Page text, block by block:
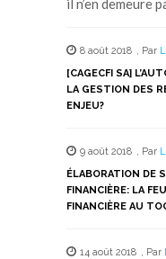
il n’en demeure
8 août 2018 , Par
[CAGECFI SA]
LA GESTION DES
ENJEU?
9 août 2018 , Par
ÉLABORATION DE
FINANCIÈRE: LA
FINANCIÈRE AU
14 août 2018 , Par